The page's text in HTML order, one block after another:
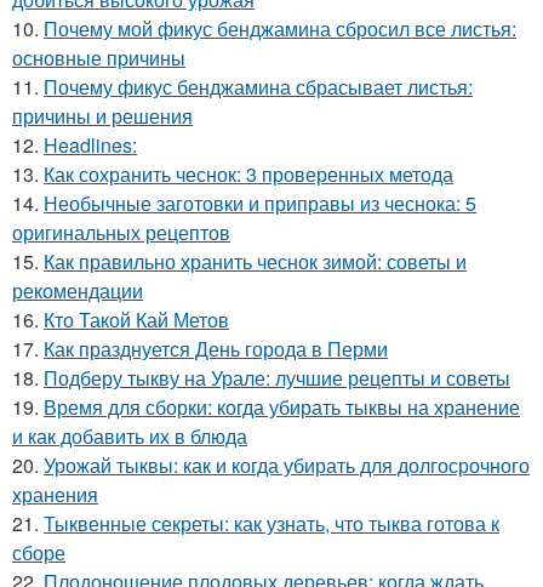
10. Почему мой фикус бенджамина сбросил все листья:
основные причины
11. Почему фикус бенджамина сбрасывает листья:
причины и решения
12. Headlines:
13. Как сохранить чеснок: 3 проверенных метода
14. Необычные заготовки и приправы из чеснока: 5
оригинальных рецептов
15. Как правильно хранить чеснок зимой: советы и
рекомендации
16. Кто Такой Кай Метов
17. Как празднуется День города в Перми
18. Подберу тыкву на Урале: лучшие рецепты и советы
19. Время для сборки: когда убирать тыквы на хранение
и как добавить их в блюда
20. Урожай тыквы: как и когда убирать для долгосрочного
хранения
21. Тыквенные секреты: как узнать, что тыква готова к
сборе